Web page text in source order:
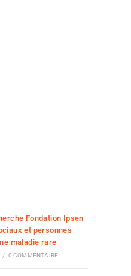
Fondation Ipsen
et personnes
maladie rare
/ 0 COMMENTAIRE